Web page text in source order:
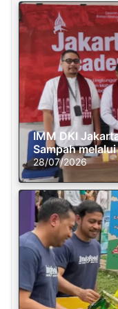
IMM DKI
Sampah
28/07/2026